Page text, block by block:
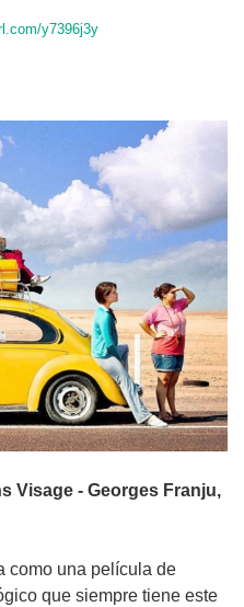
y7396j3y
Visage - Georges Franju,
como una película de
que siempre tiene este